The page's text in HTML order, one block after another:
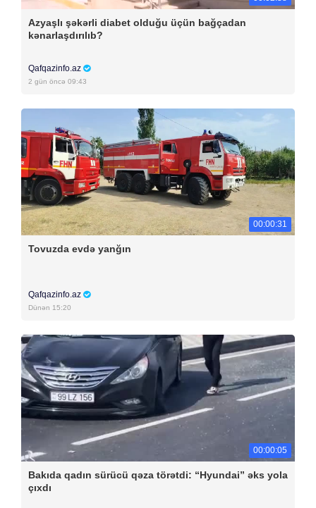
Azyaşlı şəkərli diabet olduğu üçün bağçadan
kənarlaşdırılıb?
Qafqazinfo.az
2 gün öncə 09:43
00:00:31
Tovuzda evdə yanğın
Qafqazinfo.az
Dünən 15:20
00:00:05
Bakıda qadın sürücü qəza törətdi: “Hyundai” əks yola
çıxdı